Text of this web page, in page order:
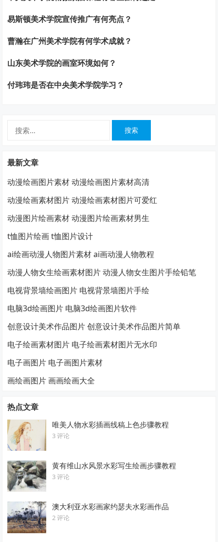
易斯顿美术学院宣传推广有何亮点？
曹瀚在广州美术学院有何学术成就？
山东美术学院的画室环境如何？
付玮玮是否在中央美术学院学习？
最新文章
动漫绘画图片素材 动漫绘画图片素材高清
动漫绘画素材图片 动漫绘画素材图片可爱红
动漫图片绘画素材 动漫图片绘画素材男生
t恤图片绘画 t恤图片设计
ai绘画动漫人物图片素材 ai画动漫人物教程
动漫人物女生绘画素材图片 动漫人物女生图片手绘铅笔
电视背景墙绘画图片 电视背景墙图片手绘
电脑3d绘画图片 电脑3d绘画图片软件
创意设计美术作品图片 创意设计美术作品图片简单
电子绘画素材图片 电子绘画素材图片无水印
电子画图片 电子画图片素材
画绘画图片 画画绘画大全
热点文章
唯美人物水彩插画线稿上色步骤教程
3 评论
黄有维山水风景水彩写生绘画步骤教程
3 评论
澳大利亚水彩画家约瑟夫水彩画作品
2 评论